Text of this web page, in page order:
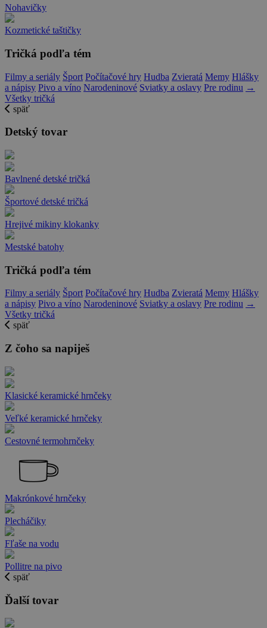
Nohavičky
Kozmetické taštičky
Tričká podľa tém
Filmy a seriály Šport Počítačové hry Hudba Zvieratá Memy Hlášky
a nápisy Pivo a víno Narodeninové Sviatky a oslavy Pre rodinu →
Všetky tričká
späť
Detský tovar
Bavlnené detské tričká
Športové detské tričká
Hrejivé mikiny klokanky
Mestské batohy
Tričká podľa tém
Filmy a seriály Šport Počítačové hry Hudba Zvieratá Memy Hlášky
a nápisy Pivo a víno Narodeninové Sviatky a oslavy Pre rodinu →
Všetky tričká
späť
Z čoho sa napiješ
Klasické keramické hrnčeky
Veľké keramické hrnčeky
Cestovné termohrnčeky
Makrónkové hrnčeky
Plecháčiky
Fľaše na vodu
Pollitre na pivo
späť
Ďalší tovar